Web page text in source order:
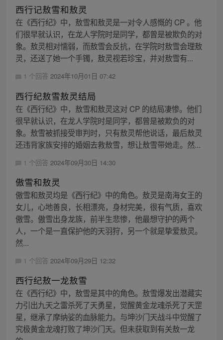
西行记敖雪和敖灵
在《西行纪》中，敖雪和敖灵是一对令人感慨的 CP 。他
们很早就认识，在龙人学院时是同学，都曾是被欺负的对
象。敖灵相对懦弱，而敖雪会反抗，在学院时敖雪会理敖
灵，还送了她一个手镯，敖灵视若珍宝，并对敖雪有...
1 个回答 2024年10月01日 07:42
西行纪敖雪敖灵结局
在《西行纪》中，敖雪和敖灵这对 CP 的结局凄惨。他们
很早就认识，在龙人学院时是同学，都曾是被欺负的对
象。敖雪被抓接受审判时，只有敖灵帮他说话，最后敖灵
还违背家族安排的婚姻去救敖雪，想让敖雪带她走。然...
1 个回答 2024年09月30日 14:30
傲雪和敖灵
傲雪和敖灵均是《西行纪》中的角色。敖灵是南海女王的
女儿，心地善良，长相漂亮，身材完美，很有气质，喜欢
傲雪。傲雪出身龙族，前半生悲惨，他最想守护的两个
人，一个是一直保护他的天羽狩，另一个就是挚爱敖灵。
然...
1 个回答 2024年09月29日 12:32
西行纪敖一龙敖雪
在《西行纪》中，敖雪是其中的角色。敖雪爆发出潜藏实
力引出九天之雷杀死了天勇星，觉醒黄金龙魂杀死了天罡
星，继承了摩纳娑的血脉能力。与坤沙门天战斗中觉醒了
究极黄金龙魂打败了坤沙门天。但未获取到有关敖一龙